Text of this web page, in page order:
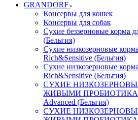
GRANDORF
Консервы для кошек
Консервы для собак
Сухие беззерновые корма
(Бельгия)
Сухие низкозерновые
Rich&Sensitive (Бельгия)
Сухие низкозерновые
Rich&Sensitive (Бельгия)
СУХИЕ
ЖИВЫМИ
Advanced (Бельгия)
СУХИЕ